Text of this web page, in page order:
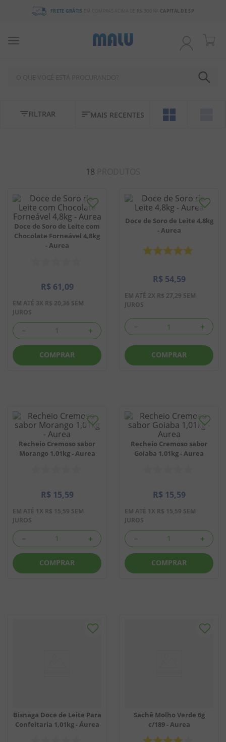
FRETE GRÁTIS R$ 300 CAPITAL DE SP
MAIS RECENTES
FILTRAR
18
Doce de Soro de Leite com
Chocolate Forneável 4,8kg
- Aurea
R$ 61,09
EM ATÉ 3X R$ 20,36 SEM
JUROS
＋
－
COMPRAR
Doce de Soro de Leite 4,8kg
- Aurea
R$ 54,59
EM ATÉ 2X R$ 27,29 SEM
JUROS
＋
－
COMPRAR
Recheio Cremoso sabor
Morango 1,01kg - Aurea
R$ 15,59
EM ATÉ 1X R$ 15,59 SEM
JUROS
＋
－
COMPRAR
Recheio Cremoso sabor
Goiaba 1,01kg - Aurea
R$ 15,59
EM ATÉ 1X R$ 15,59 SEM
JUROS
＋
－
COMPRAR
Bisnaga Doce de Leite Para
Confeitaria 1,01kg - Áurea
Sachê Molho Verde 6g
c/189 - Aurea
1º
chocolate
salgadinho
chiclete
bala goma